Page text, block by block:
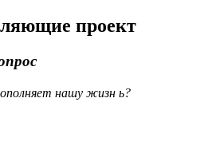
проект
нашу жизн ь?